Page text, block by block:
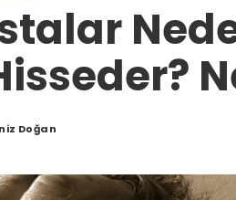
Doğan